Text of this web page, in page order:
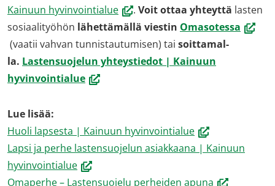
Kainuun hyvinvointialue(avautuu
uuteen
ikkunaan,
siirryt
. Voit ot­taa yh­teyt­tä las­ten
so­siaa­li­työ­hön lä­het­tä­mäl­lä vies­tin Omasotessa
(vaatii vahvan tunnistautumisen) tai soit­ta­mal­
la. Lastensuojelun yhteystiedot | Kainuun
hyvinvointialue(avautuu
siirryt
toiseen
palveluun)
Lue lisää:
Huoli lapsesta | Kainuun hyvinvointialue(avautuu
uuteen
siirryt
Lapsi ja perhe lastensuojelun asiakkaana | Kainuun
hyvinvointialue(avautuu
uuteen
Omaperhe – Lastensuojelu perheiden apuna (avautuu